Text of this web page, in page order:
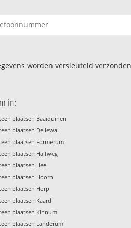
worden versleuteld
in:
plaatsen Baaiduinen
plaatsen Dellewal
plaatsen Formerum
plaatsen Halfweg
plaatsen Hee
plaatsen Hoorn
plaatsen Horp
plaatsen Kaard
plaatsen Kinnum
plaatsen Landerum